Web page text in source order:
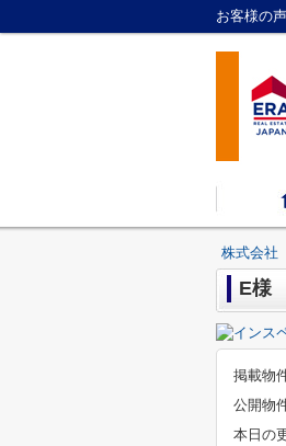
お客様の
株式会
E様
掲載物
公開物
本日の